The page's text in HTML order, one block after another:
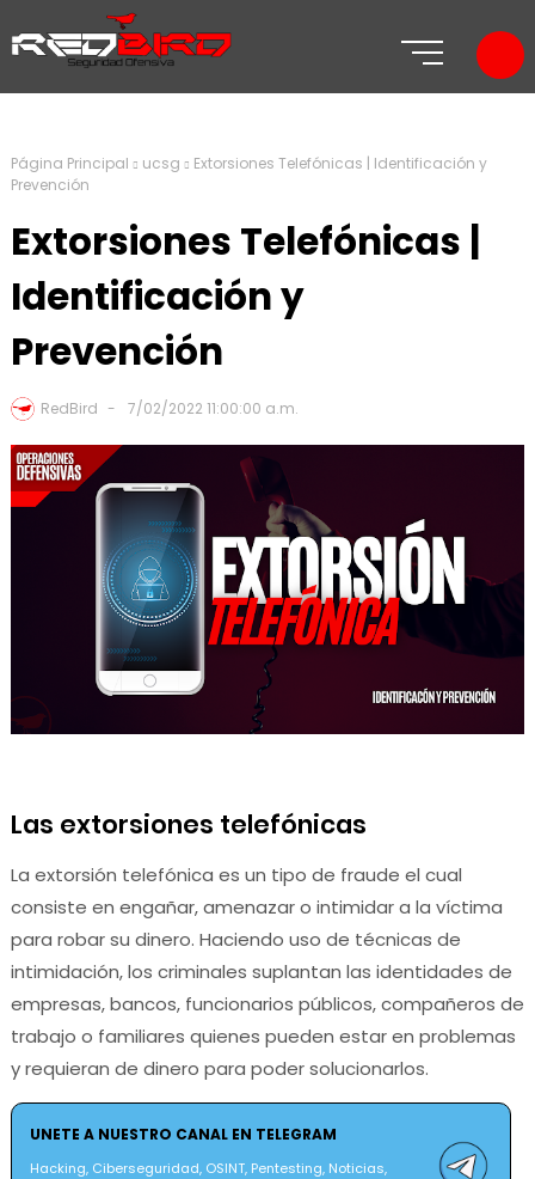
Página Principal ucsg
Extorsiones Telefónicas | Identificación y
Prevención
Extorsiones Telefónicas |
Identificación y
Prevención
RedBird 7/02/2022 11:00:00 a.m.
Las extorsiones telefónicas
La extorsión telefónica es un tipo de fraude el cual
consiste en engañar, amenazar o intimidar a la víctima
para robar su dinero. Haciendo uso de técnicas de
intimidación, los criminales suplantan las identidades de
empresas, bancos, funcionarios públicos, compañeros de
trabajo o familiares quienes pueden estar en problemas
y requieran de dinero para poder solucionarlos.
UNETE A NUESTRO CANAL EN TELEGRAM
Hacking, Ciberseguridad, OSINT, Pentesting, Noticias,